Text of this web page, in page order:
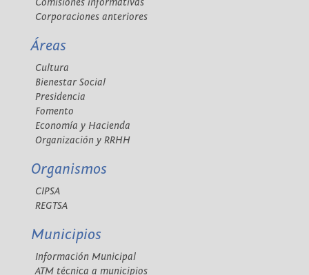
Corporaciones anteriores
Áreas
Cultura
Bienestar Social
Presidencia
Fomento
Economía y Hacienda
Organización y RRHH
Organismos
CIPSA
REGTSA
Municipios
Información Municipal
ATM técnica a municipios